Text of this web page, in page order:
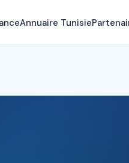
Annuaire Tunisie